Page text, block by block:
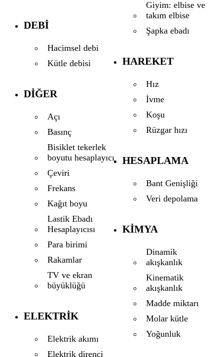
DEBI
Hacimsel debi
Kütle debisi
DIĞER
Açı
Basınç
Bisiklet tekerlek
boyutu hesaplayıcı
Çeviri
Frekans
Kağıt boyu
Lastik Ebadı
Hesaplayıcısı
Para birimi
Rakamlar
TV ve ekran
büyüklüğü
ELEKTRIK
Elektrik akımı
Elektrik direnci
Giyim: elbise ve
takım elbise
Şapka ebadı
HAREKET
Hız
İvme
Koşu
Rüzgar hızı
HESAPLAMA
Bant Genişliği
Veri depolama
KIMYA
Dinamik
akışkanlık
Kinematik
akışkanlık
Madde miktarı
Molar kütle
Yoğunluk